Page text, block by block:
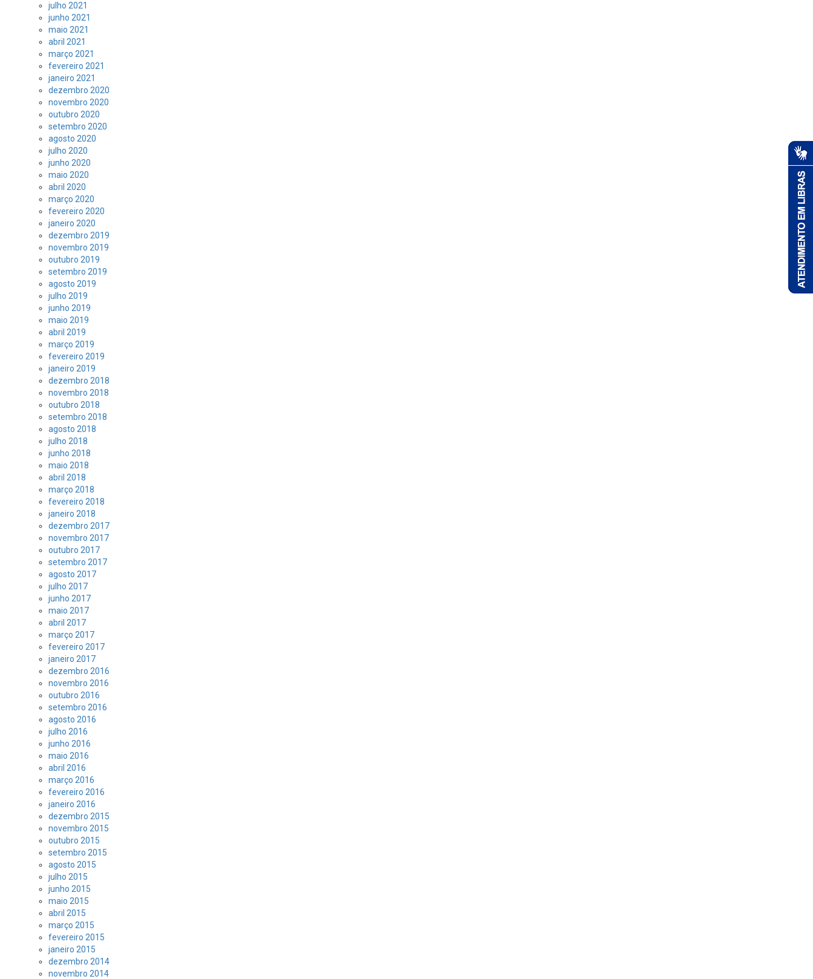
julho 2021
junho 2021
maio 2021
abril 2021
março 2021
fevereiro 2021
janeiro 2021
dezembro 2020
novembro 2020
outubro 2020
setembro 2020
agosto 2020
julho 2020
junho 2020
maio 2020
abril 2020
março 2020
fevereiro 2020
janeiro 2020
dezembro 2019
novembro 2019
outubro 2019
setembro 2019
agosto 2019
julho 2019
junho 2019
maio 2019
abril 2019
março 2019
fevereiro 2019
janeiro 2019
dezembro 2018
novembro 2018
outubro 2018
setembro 2018
agosto 2018
julho 2018
junho 2018
maio 2018
abril 2018
março 2018
fevereiro 2018
janeiro 2018
dezembro 2017
novembro 2017
outubro 2017
setembro 2017
agosto 2017
julho 2017
junho 2017
maio 2017
abril 2017
março 2017
fevereiro 2017
janeiro 2017
dezembro 2016
novembro 2016
outubro 2016
setembro 2016
agosto 2016
julho 2016
junho 2016
maio 2016
abril 2016
março 2016
fevereiro 2016
janeiro 2016
dezembro 2015
novembro 2015
outubro 2015
setembro 2015
agosto 2015
julho 2015
junho 2015
maio 2015
abril 2015
março 2015
fevereiro 2015
janeiro 2015
dezembro 2014
novembro 2014